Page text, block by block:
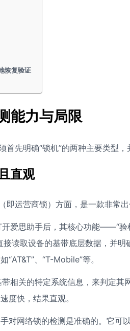
恢复验证
能力与局限
首先明确“锁机”的两种主要类型
直观
即运营商锁）方面，是一款非常出
爱思助手后，其核心功能——“验
读取设备的基带底层数据，并明
、“T-Mobile”等。
相关的特定系统信息，来判定
度快，结果直观。
对网络锁的检测是准确的。它可